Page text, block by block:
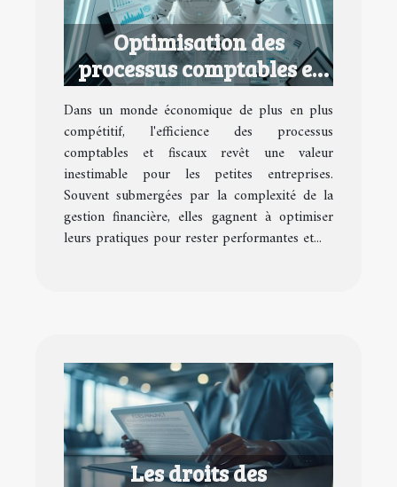
Optimisation des
processus comptables et
fiscaux pour petites
entreprises
Dans un monde économique de plus en plus
compétitif, l'efficience des processus
comptables et fiscaux revêt une valeur
inestimable pour les petites entreprises.
Souvent submergées par la complexité de la
gestion financière, elles gagnent à optimiser
leurs pratiques pour rester performantes et...
Les droits des